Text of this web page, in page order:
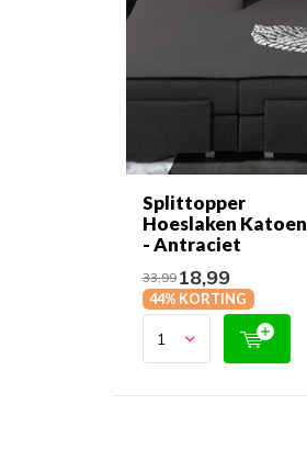
Splittopper
Hoeslaken Katoen
- Antraciet
33,9918,99
44% KORTING